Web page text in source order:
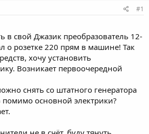
#1
в свой Джазик преобразователь 12-
о розетке 220 прям в машине! Так
хочу установить
Возникает первоочередной
снять со штатного генератора
помимо основной электрики?